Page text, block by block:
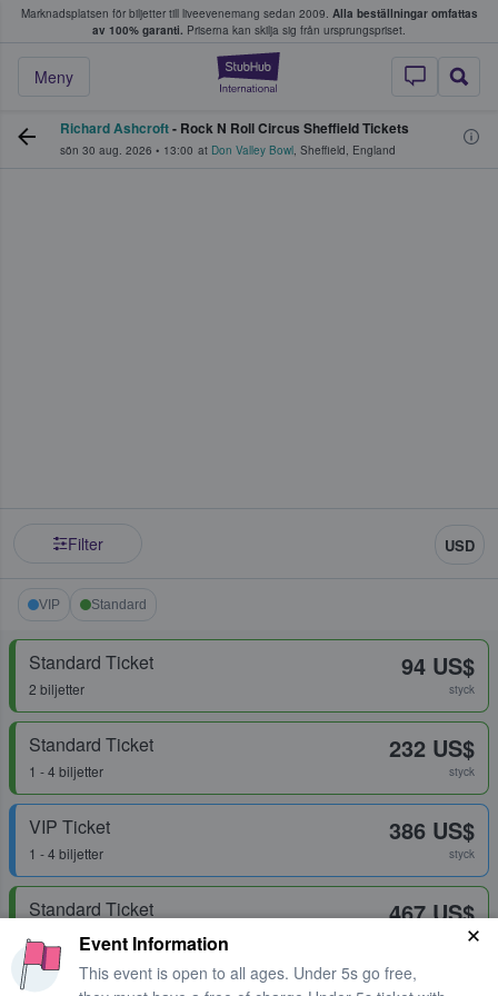
Marknadsplatsen för biljetter till liveevenemang sedan 2009. Alla beställningar omfattas
av 100% garanti. Priserna kan skilja sig från ursprungspriset.
StubHub – där
Meny
köper och säljer biljetter.
Richard Ashcroft- Rock N Roll Circus Sheffield Tickets
sön 30 aug. 2026 • 13:00 at Don Valley Bowl, Sheffield, England
Filter USD
VIP Standard
Standard Ticket
2 biljetter
94 US$
styck
Standard Ticket
1 - 4 biljetter
232 US$
styck
VIP Ticket
1 - 4 biljetter
386 US$
styck
Standard Ticket
2 biljetter
467 US$
styck
Event Information
This event is open to all ages. Under 5s go free,